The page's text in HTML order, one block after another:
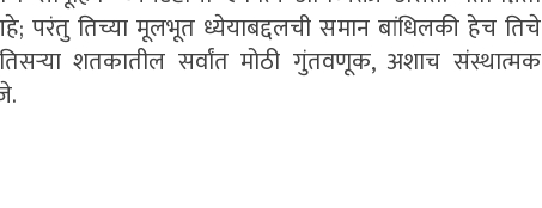
परंतु तिच्या मूलभूत ध्येयाबद्दलची समान बांधिलकी हेच तिचे
तिसऱ्या शतकातील सर्वांत मोठी गुंतवणूक, अशाच संस्थात्मक